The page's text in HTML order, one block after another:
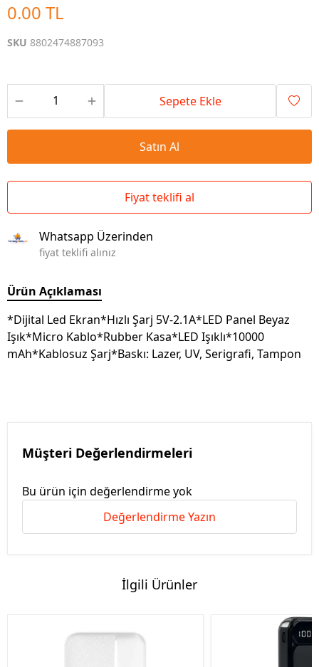
0.00 TL
SKU 8802474887093
Sepete Ekle
Satın Al
Fiyat teklifi al
Whatsapp Üzerinden
fiyat teklifi alınız
Ürün Açıklaması
*Dijital Led Ekran*Hızlı Şarj 5V-2.1A*LED Panel Beyaz
Işık*Micro Kablo*Rubber Kasa*LED Işıklı*10000
mAh*Kablosuz Şarj*Baskı: Lazer, UV, Serigrafi, Tampon
Müşteri Değerlendirmeleri
Bu ürün için değerlendirme yok
Değerlendirme Yazın
İlgili Ürünler